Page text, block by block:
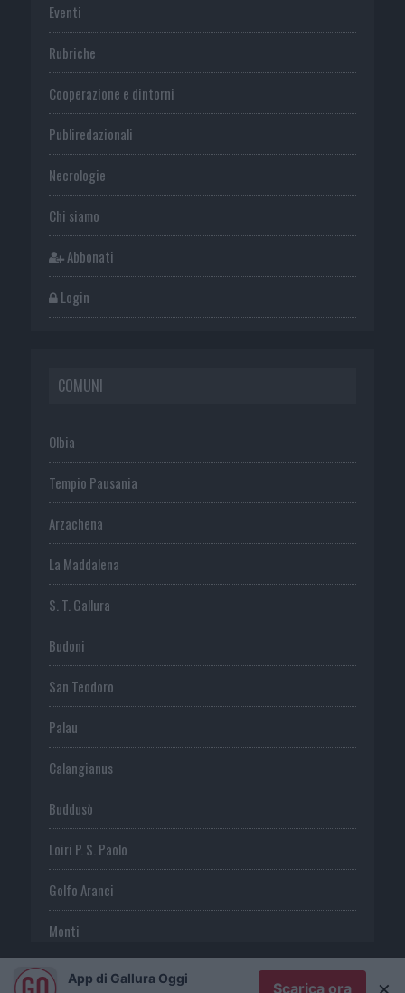
Eventi
Rubriche
Cooperazione e dintorni
Publiredazionali
Necrologie
Chi siamo
Abbonati
Login
COMUNI
Olbia
Tempio Pausania
Arzachena
La Maddalena
S. T. Gallura
Budoni
San Teodoro
Palau
Calangianus
Buddusò
Loiri P. S. Paolo
Golfo Aranci
Monti
TeltiApp di Gallura Oggi
Scarica ora